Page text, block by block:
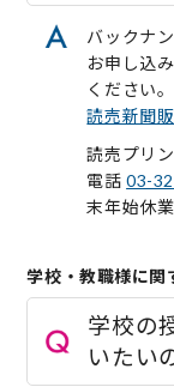
バックナ
お申し込
ください。
読売新聞
読売プリ
電話03-
末年始休業
学校・教職様に関
学校の
いたい